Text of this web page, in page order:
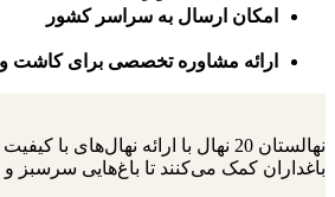
امکان ارسال به سراسر کشور
ارائه مشاوره تخصصی برای کاشت و
نهالستان 20 نهال با ارائه نهال‌های
باغداران کمک می‌کنند تا باغ‌هایی سرسبز و